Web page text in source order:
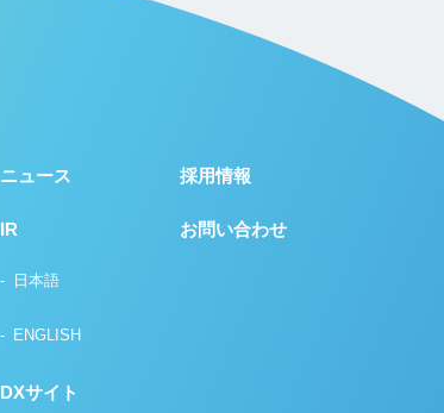
ニュース
IR
日本語
ENGLISH
DXサイト
採用情報
お問い合わせ